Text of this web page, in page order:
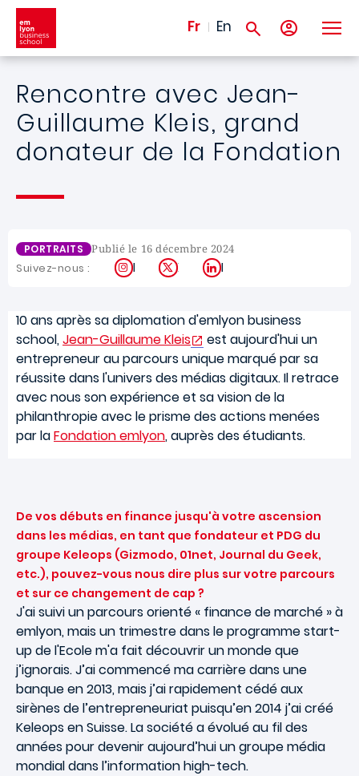
Aller au contenu principal
Fr En
Rencontre avec Jean-
Guillaume Kleis, grand
donateur de la Fondation
PORTRAITS Publié le 16 décembre 2024
Suivez-nous : Instagram
X LinkedIn
10 ans après sa diplomation d'emlyon business
school,Jean-Guillaume Kleis
est aujourd'hui un
entrepreneur au parcours unique marqué par sa
réussite dans l'univers des médias digitaux. Il retrace
avec nous son expérience et sa vision de la
philanthropie avec le prisme des actions menées
par laFondation emlyon, auprès des étudiants.
De vos débuts en finance jusqu'à votre ascension
dans les médias, en tant que fondateur et PDG du
groupe Keleops (Gizmodo, 01net, Journal du Geek,
etc.), pouvez-vous nous dire plus sur votre parcours
et sur ce changement de cap ?
J'ai suivi un parcours orienté « finance de marché » à
emlyon, mais un trimestre dans le programme start-
up de l'Ecole m'a fait découvrir un monde que
j’ignorais. J’ai commencé ma carrière dans une
banque en 2013, mais j’ai rapidement cédé aux
sirènes de l’entrepreneuriat puisqu’en 2014 j’ai créé
Keleops en Suisse. La société a évolué au fil des
années pour devenir aujourd’hui un groupe média
mondial dans l’information high-tech.